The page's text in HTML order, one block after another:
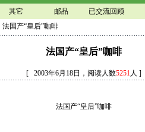
其它 邮品
已交流回顾
法国产“皇后”咖啡
法国产“皇后”咖啡
[ 2003年6月18日，阅读人数5251人 ]
法国产“皇后”咖啡